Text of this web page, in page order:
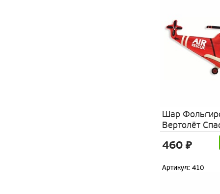
Шар
Вертолёт
460 ₽
Артикул: 410